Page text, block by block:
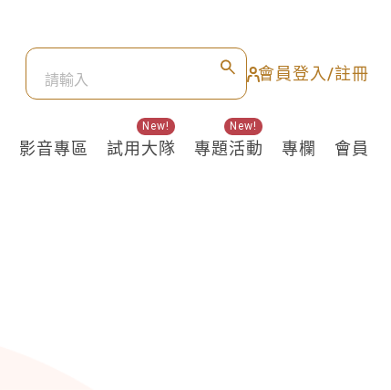
會員登入/註冊
影音專區 試用大隊
New!
專題活動
New!
專欄 會員